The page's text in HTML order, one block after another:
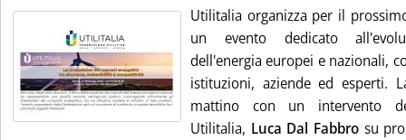
Utilitalia organizza per il
un evento dedicato
dell'energia europei e nazionali,
istituzioni, aziende ed esperti.
mattino con un intervento
Utilitalia, Luca Dal Fabbrosu